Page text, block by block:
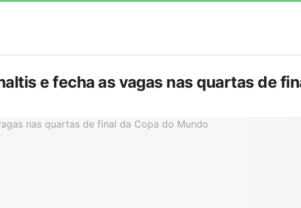
e fecha as vagas nas quartas de